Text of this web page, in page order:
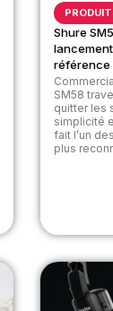
Shure
référence
SM58
quitter les
simplicité
fait l’un
plus